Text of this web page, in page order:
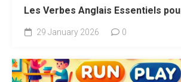
Les Verbes Anglais Essentiels
29 January 2026 0